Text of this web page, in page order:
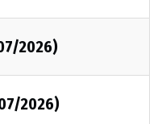
2026)
2026)